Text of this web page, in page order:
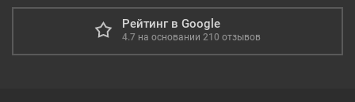
Рейтинг в Google
4.7 на основании 210 отзывов